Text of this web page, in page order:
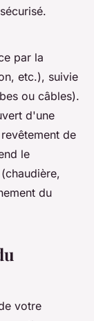
par la
etc.), suivie
ou câbles).
d'une
de
le
(chaudière,
du
votre